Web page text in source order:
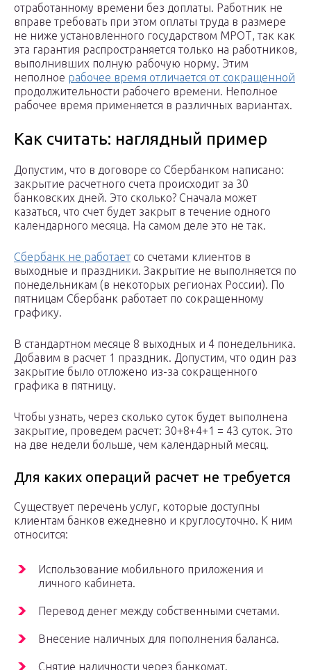
отработанному времени без доплаты. Работник не
вправе требовать при этом оплаты труда в размере
не ниже установленного государством МРОТ, так как
эта гарантия распространяется только на работников,
выполнивших полную рабочую норму. Этим
неполное рабочее время отличается от сокращенной
продолжительности рабочего времени. Неполное
рабочее время применяется в различных вариантах.
Как считать: наглядный пример
Допустим, что в договоре со Сбербанком написано:
закрытие расчетного счета происходит за 30
банковских дней. Это сколько? Сначала может
казаться, что счет будет закрыт в течение одного
календарного месяца. На самом деле это не так.
Сбербанк не работает со счетами клиентов в
выходные и праздники. Закрытие не выполняется по
понедельникам (в некоторых регионах России). По
пятницам Сбербанк работает по сокращенному
графику.
В стандартном месяце 8 выходных и 4 понедельника.
Добавим в расчет 1 праздник. Допустим, что один раз
закрытие было отложено из-за сокращенного
графика в пятницу.
Чтобы узнать, через сколько суток будет выполнена
закрытие, проведем расчет: 30+8+4+1 = 43 суток. Это
на две недели больше, чем календарный месяц.
Для каких операций расчет не требуется
Существует перечень услуг, которые доступны
клиентам банков ежедневно и круглосуточно. К ним
относится:
Использование мобильного приложения и
личного кабинета.
Перевод денег между собственными счетами.
Внесение наличных для пополнения баланса.
Снятие наличности через банкомат.